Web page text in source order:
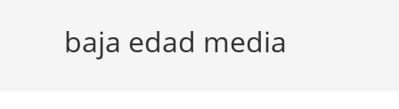
baja edad media